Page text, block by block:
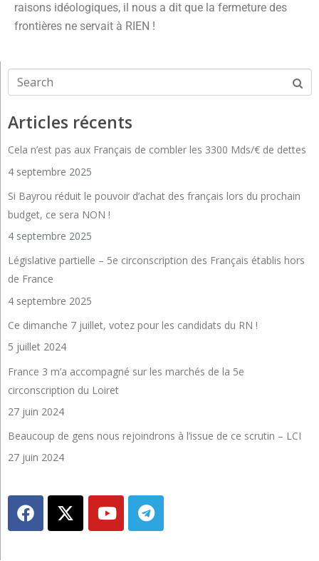
raisons idéologiques, il nous a dit que la fermeture des
frontières ne servait à RIEN !
Articles récents
Cela n’est pas aux Français de combler les 3300 Mds/€ de dettes
4 septembre 2025
Si Bayrou réduit le pouvoir d’achat des français lors du prochain
budget, ce sera NON !
4 septembre 2025
Législative partielle – 5e circonscription des Français établis hors
de France
4 septembre 2025
Ce dimanche 7 juillet, votez pour les candidats du RN !
5 juillet 2024
France 3 m’a accompagné sur les marchés de la 5e
circonscription du Loiret
27 juin 2024
Beaucoup de gens nous rejoindrons à l’issue de ce scrutin – LCI
27 juin 2024